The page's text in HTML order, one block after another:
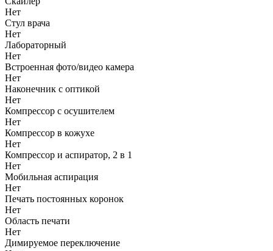
Нет
Стул врача
Нет
Лабораторный
Нет
Встроенная фото/видео камера
Нет
Наконечник с оптикой
Нет
Компрессор с осушителем
Нет
Компрессор в кожухе
Нет
Компрессор и аспиратор, 2 в 1
Нет
Мобильная аспирация
Нет
Печать постоянных коронок
Нет
Область печати
Нет
Димируемое переключение